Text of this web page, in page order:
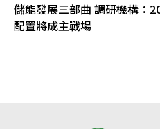
儲能發展三部曲 調研機構：
配置將成主戰場